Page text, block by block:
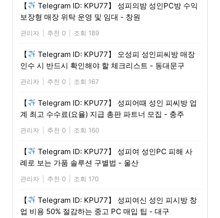
【
Telegram ID: KPU77】 성피의밤 성인PC방 수익
보장형 매장 위탁 운영 및 임대 - 창원
관리자 추천 0 조회 189
【
Telegram ID: KPU77】 오성피 성인피씨방 매장
인수 시 반드시 확인해야 할 체크리스트 - 동대문구
관리자 추천 0 조회 167
【
Telegram ID: KPU77】 성피어때 성인 피씨방 업
계 최고 수수료(요율) 지급 총판 파트너 모집 - 충주
관리자 추천 0 조회 160
【
Telegram ID: KPU77】 성피여 성인PC 피해 사
례로 보는 가품 솔루션 구별법 - 울산
관리자 추천 0 조회 170
【
Telegram ID: KPU77】 성피여신 성인 피시방 창
업 비용 50% 절감하는 중고 PC 매입 팁 - 대구